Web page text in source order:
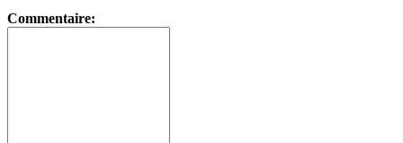
Commentaire: